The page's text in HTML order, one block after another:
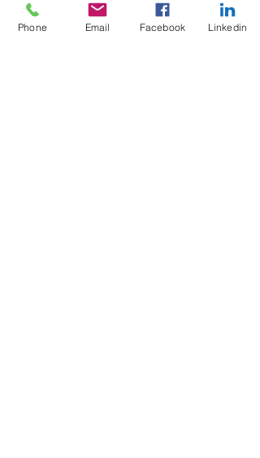
Chaleur, Charme, Chasteté,
Clarté, Cohérence, Combativité,
Phone Email Facebook Linkedin